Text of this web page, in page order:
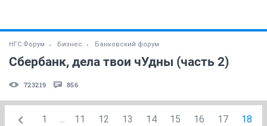
НГС.Форум Бизнес Банковский форум
Сбербанк, дела твои чУдны (часть 2)
723219 856
1 ... 11 12 13 14 15 16 17 18